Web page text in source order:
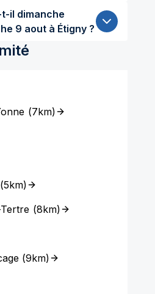
il dimanche
prochain dimanche 9 aout à Étigny ?
(7km)
5km)
(8km)
(9km)